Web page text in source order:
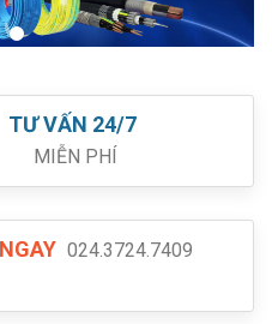
TƯ VẤN 24/7
MIỄN PHÍ
024.3724.7409